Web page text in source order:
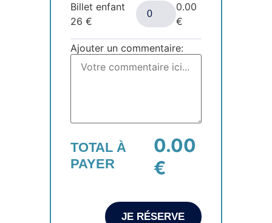
Billet enfant
26€
0.00
€
Ajouter un commentaire:
TOTAL À
PAYER
0.00
€
JE RÉSERVE